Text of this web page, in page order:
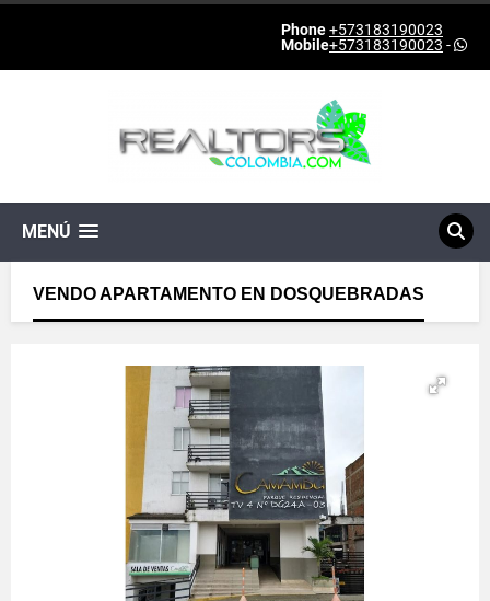
Phone+573183190023
Mobile+573183190023 -
MENÚ
VENDO APARTAMENTO EN DOSQUEBRADAS